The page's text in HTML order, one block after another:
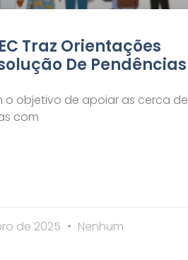
Traz Orientações
De Pendências
o objetivo de apoiar as cerca de
com
de 2025
Nenhum